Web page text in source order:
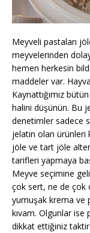
Meyveli pastaları
meyvelerinden
hemen herkesin
maddeler var.
Kaynattığımız
halini düşünün. Bu
denetimler sadece
jelatin olan ürünleri
jöle ve tart jöle
tarifleri yapmaya
Meyve seçimine
çok sert, ne de çok
yumuşak krema ve
kıvam. Olgunlar
dikkat ettiğiniz